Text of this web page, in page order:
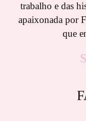
trabalho e das
apaixonada por
que